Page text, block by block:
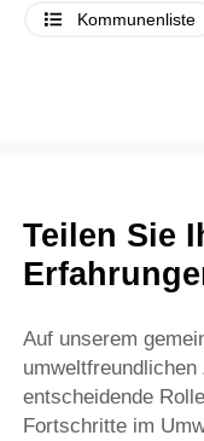
Kommunenliste
Teilen Sie
Auf unserem
entscheidende
Fortschritte im